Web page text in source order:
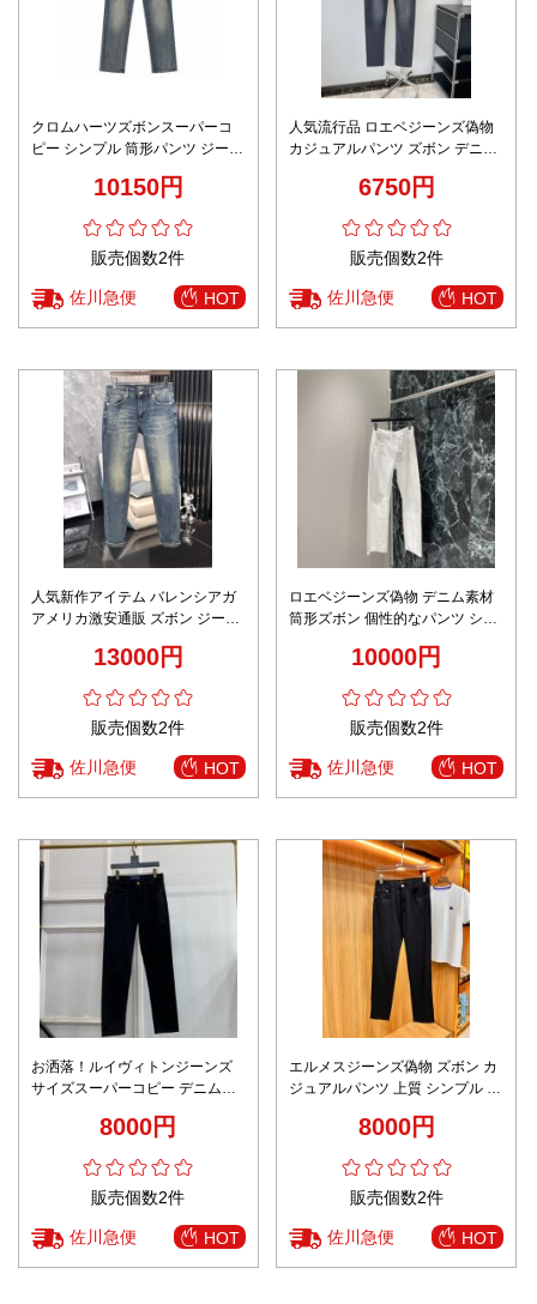
クロムハーツズボンスーパーコ
ピー シンプル 筒形パンツ ジーン
10150円
販売個数2件
佐川急便 HOT
人気流行品 ロエベジーンズ偽物
カジュアルパンツ ズボン デニム
6750円
販売個数2件
佐川急便 HOT
人気新作アイテム バレンシアガ
アメリカ激安通販 ズボン ジーン
13000円
販売個数2件
佐川急便 HOT
ロエベジーンズ偽物 デニム素材
筒形ズボン 個性的なパンツ シン
10000円
販売個数2件
佐川急便 HOT
お洒落！ルイヴィトンジーンズ
サイズスーパーコピー デニム素
シンプル ブラック
8000円
販売個数2件
佐川急便 HOT
エルメスジーンズ偽物 ズボン カ
ジュアルパンツ 上質 シンプル デ
8000円
販売個数2件
佐川急便 HOT